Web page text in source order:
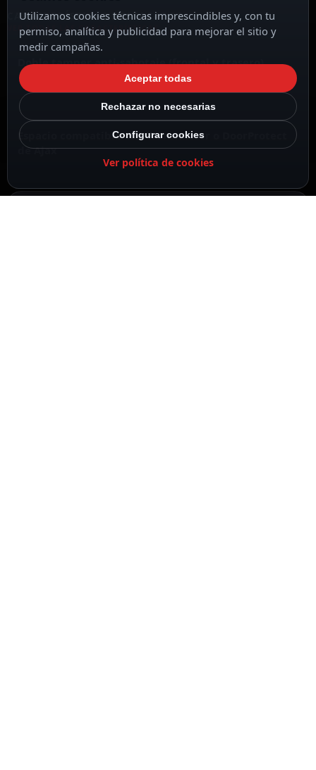
CARACTERÍSTICAS DESTACADAS
VER TODAS LAS CARACTERÍSTICAS
Doble tamper anti-sabotaje (frontal y trasero)
Espacio compatible con Transmitter o DoorProtect
de Ajax
Utilizamos cookies técnicas imprescindibles y, con tu
permiso, analítica y publicidad para mejorar el sitio y
medir campañas.
Aceptar todas
Rechazar no necesarias
Configurar cookies
Ver política de cookies